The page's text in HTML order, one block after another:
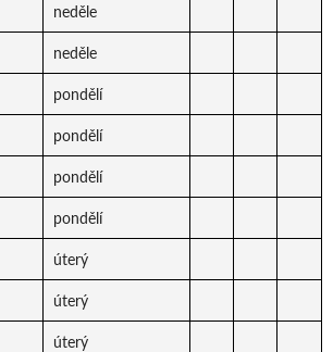
neděle
neděle
pondělí
pondělí
pondělí
pondělí
úterý
úterý
úterý